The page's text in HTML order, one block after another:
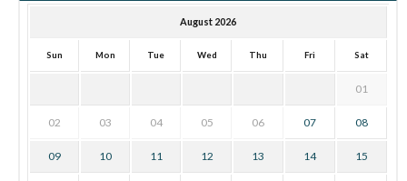
August 2026
Sun Mon Tue Wed Thu Fri Sat
01
02 03 04 05 06 07 08
09 10 11 12 13 14 15